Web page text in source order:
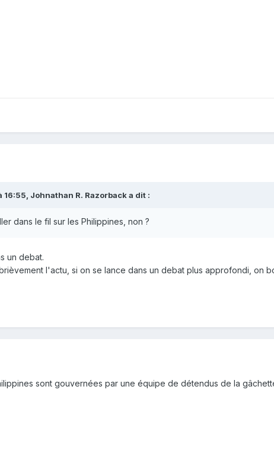
16:55, Johnathan R. Razorbacka dit :
dans le fil sur les Philippines, non ?
un debat.
l'actu, si on se lance dans un debat plus approfondi, on
sont gouvernées par une équipe de détendus de la